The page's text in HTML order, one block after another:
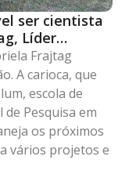
ser cientista
Líder
Frajtag
A carioca, que
escola de
Pesquisa em
os próximos
vários projetos e